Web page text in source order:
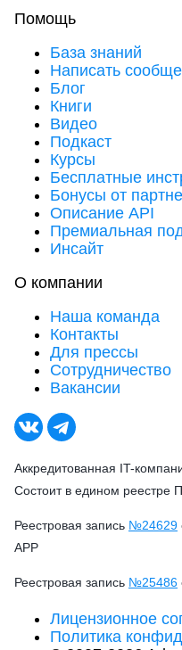
Помощь
База знаний
Написать
Блог
Книги
Видео
Подкаст
Курсы
Бесплатные
Бонусы от
Описание API
Премиальная
Инсайт
О компании
Наша команда
Контакты
Для прессы
Сотрудничество
Вакансии
Аккредитованная IT-
Состоит в едином реестре
Реестровая запись №24629
APP
Реестровая запись №25486
Лицензионное
Политика